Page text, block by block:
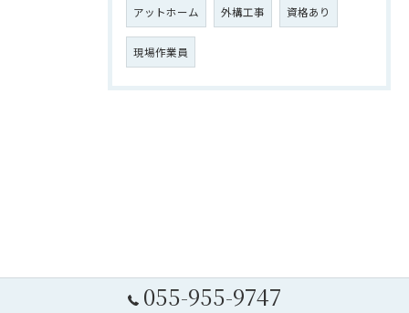
アットホーム 外構工事 資格あり
現場作業員
055-955-9747